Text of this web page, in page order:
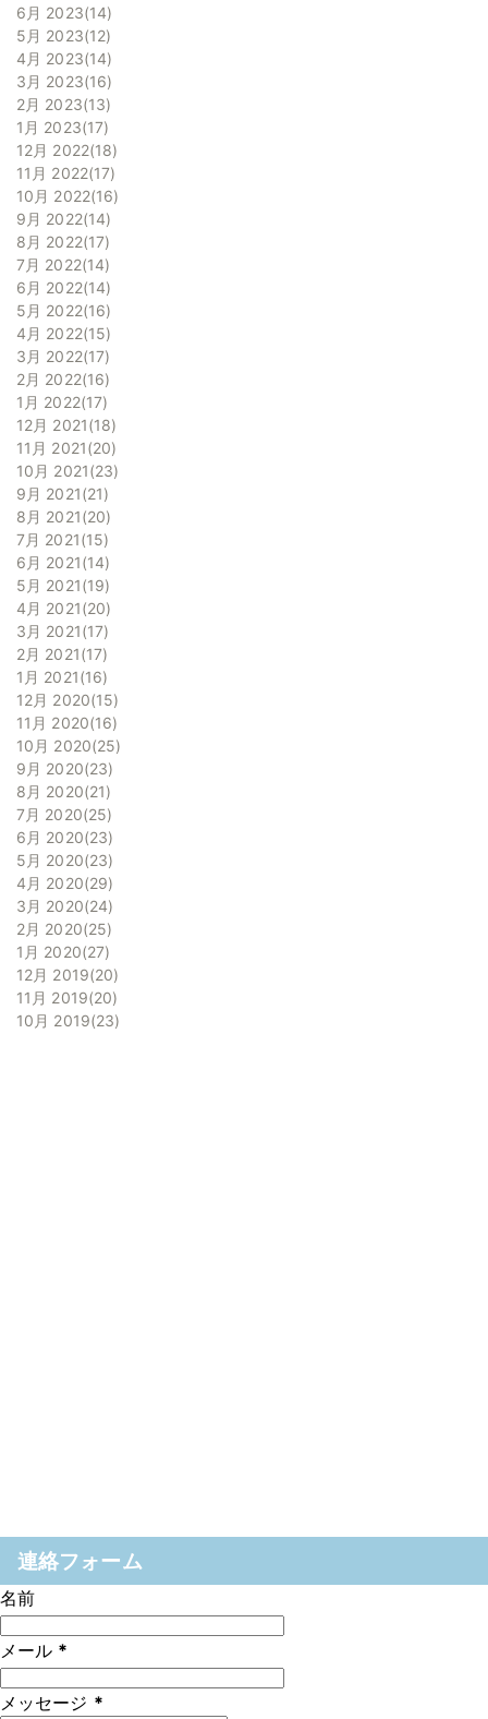
6月 2023 14
5月 2023 12
4月 2023 14
3月 2023 16
2月 2023 13
1月 2023 17
12月 2022 18
11月 2022 17
10月 2022 16
9月 2022 14
8月 2022 17
7月 2022 14
6月 2022 14
5月 2022 16
4月 2022 15
3月 2022 17
2月 2022 16
1月 2022 17
12月 2021 18
11月 2021 20
10月 2021 23
9月 2021 21
8月 2021 20
7月 2021 15
6月 2021 14
5月 2021 19
4月 2021 20
3月 2021 17
2月 2021 17
1月 2021 16
12月 2020 15
11月 2020 16
10月 2020 25
9月 2020 23
8月 2020 21
7月 2020 25
6月 2020 23
5月 2020 23
4月 2020 29
3月 2020 24
2月 2020 25
1月 2020 27
12月 2019 20
11月 2019 20
10月 2019 23
連絡フォーム
名前
メール *
メッセージ *